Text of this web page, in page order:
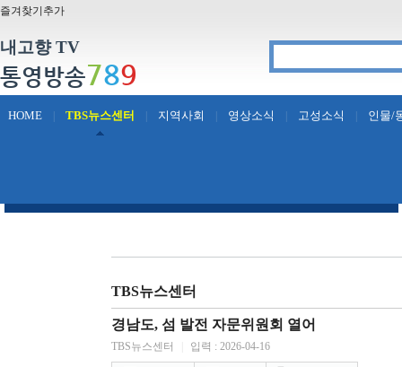
즐겨찾기추가
내고향 TV
통영방송789
HOME TBS뉴스센터 지역사회 영상소식 고성소식 인물/
TBS뉴스센터
경남도, 섬 발전 자문위원회 열어
TBS뉴스센터 입력 : 2026-04-16